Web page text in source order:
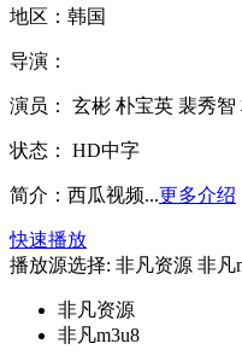
地区： 韩国
导演：
演员： 玄彬 朴宝英 裴秀智
状态： HD中字
简介： 西瓜视频...更多介绍
快速播放
播放源选择: 非凡资源 非凡
非凡资源
非凡m3u8